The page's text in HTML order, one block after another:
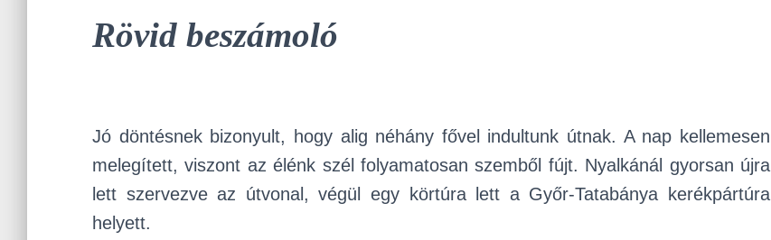
Rövid beszámoló
Jó döntésnek bizonyult, hogy alig néhány fővel indultunk útnak. A nap kellemesen
melegített, viszont az élénk szél folyamatosan szemből fújt. Nyalkánál gyorsan újra
lett szervezve az útvonal, végül egy körtúra lett a Győr-Tatabánya kerékpártúra
helyett.